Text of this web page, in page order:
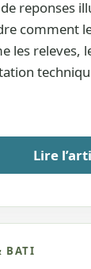
reponses
comment
les releves,
Lire
BATI